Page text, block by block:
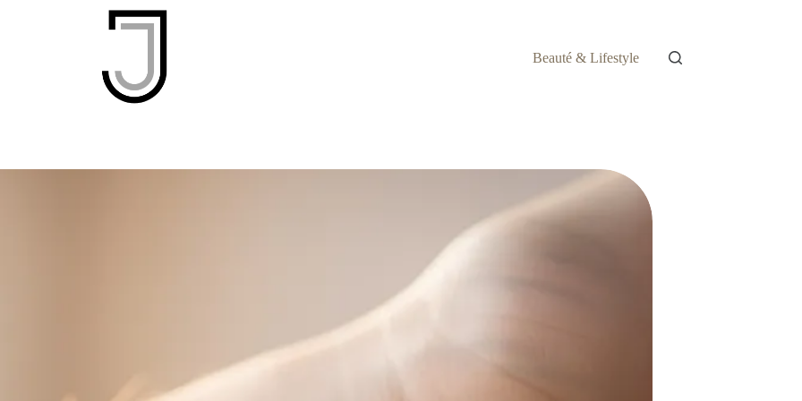
Beauté & Lifestyle